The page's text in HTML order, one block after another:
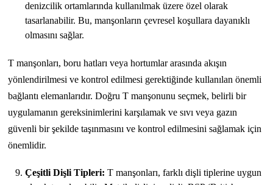
denizcilik ortamlarında kullanılmak üzere özel olarak
tasarlanabilir. Bu, manşonların çevresel koşullara dayanıklı
olmasını sağlar.
T manşonları, boru hatları veya hortumlar arasında akışın
yönlendirilmesi ve kontrol edilmesi gerektiğinde kullanılan önemli
bağlantı elemanlarıdır. Doğru T manşonunu seçmek, belirli bir
uygulamanın gereksinimlerini karşılamak ve sıvı veya gazın
güvenli bir şekilde taşınmasını ve kontrol edilmesini sağlamak için
önemlidir.
Çeşitli Dişli Tipleri: T manşonları, farklı dişli tiplerine uygun